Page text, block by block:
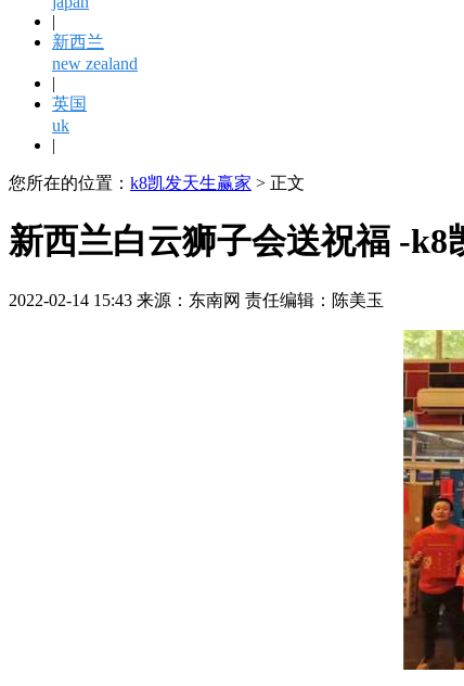
|
新西兰
new zealand
|
英国
uk
|
您所在的位置： k8凯发天生赢家 > 正文
新西兰白云狮子会送祝福 -k8
2022-02-14 15:43 来源：东南网 责任编辑：陈美玉